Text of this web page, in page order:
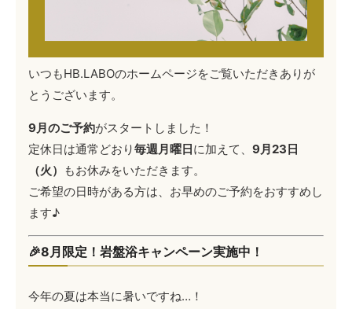
いつもHB.LABOのホームページをご覧いただきありが
とうございます。
9月のご予約がスタートしました！
定休日は通常どおり毎週月曜日 に加えて、9月23日
（火）
もお休みをいただきます。
ご希望の日時がある方は、お早めのご予約をおすすめし
ます♪
🎉8月限定！岩盤浴キャンペーン実施中！
今年の夏は本当に暑いですね…！